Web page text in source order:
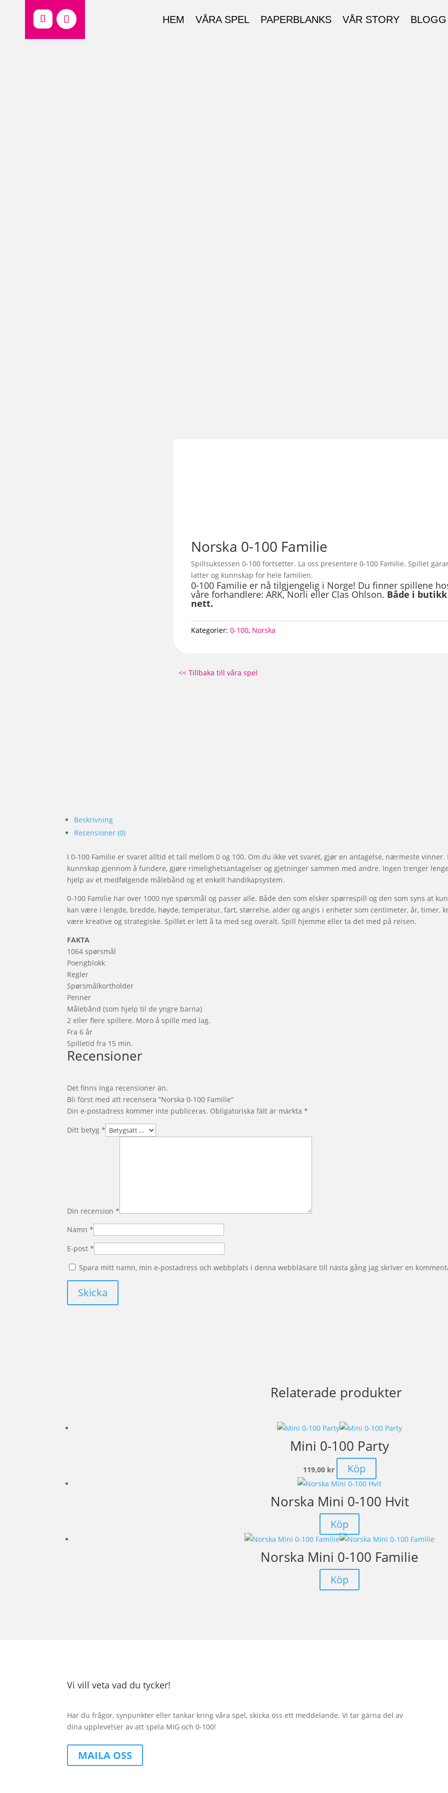
HEM VÅRA SPEL PAPERBLANKS VÅR STORY BLOGG
Norska 0-100 Familie
Spillsuksessen 0-100 fortsetter. La oss presentere 0-100 Familie. Spillet
latter og kunnskap for hele familien.
0-100 Familie er nå tilgjengelig i Norge! Du finner spillene
våre forhandlere: ARK, Norli eller Clas Ohlson. Både i butikk
nett.
Kategorier: 0-100, Norska
<< Tillbaka till våra spel
Beskrivning
Recensioner (0)
I 0-100 Familie er svaret alltid et tall mellom 0 og 100. Om du ikke vet svaret, gjør en antagelse, nærmeste
kunnskap gjennom å fundere, gjøre rimelighetsantagelser og gjetninger sammen med andre. Ingen trenger
hjelp av et medfølgende målebånd og et enkelt handikapsystem.
0-100 Familie har over 1000 nye spørsmål og passer alle. Både den som elsker spørrespill og den som syns at
kan være i lengde, bredde, høyde, temperatur, fart, størrelse, alder og angis i enheter som centimeter, år, timer,
være kreative og strategiske. Spillet er lett å ta med seg overalt. Spill hjemme eller ta det med på reisen.
FAKTA
1064 spørsmål
Poengblokk
Regler
Spørsmålkortholder
Penner
Målebånd (som hjelp til de yngre barna)
2 eller flere spillere. Moro å spille med lag.
Fra 6 år
Spilletid fra 15 min.
Recensioner
Det finns inga recensioner än.
Bli först med att recensera ”Norska 0-100 Familie”
Din e-postadress kommer inte publiceras. Obligatoriska fält är märkta*
Ditt betyg*
Din recension*
Namn*
E-post*
Spara mitt namn, min e-postadress och webbplats i denna webbläsare till nästa gång jag skriver en
Relaterade produkter
Mini 0-100 Party
119,00 kr Köp
Norska Mini 0-100 Hvit
Köp
Norska Mini 0-100 Familie
Köp
Vi vill veta vad du tycker!
Har du frågor, synpunkter eller tankar kring våra spel, skicka oss ett meddelande. Vi tar gärna del av
dina upplevelser av att spela MIG och0-100!
MAILA OSS